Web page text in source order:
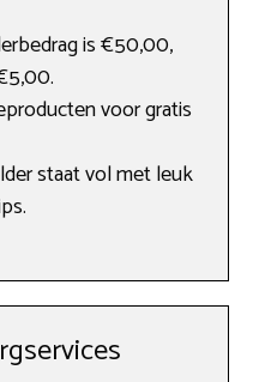
is €50,00,
voor gratis
staat vol met leuk